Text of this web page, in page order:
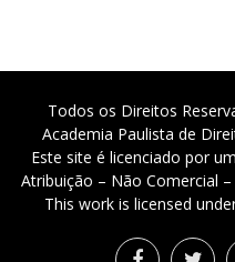
Todos os Direitos
Academia Paulista de
Este site é licenciado por
Atribuição – Não Comercial
This work is licensed